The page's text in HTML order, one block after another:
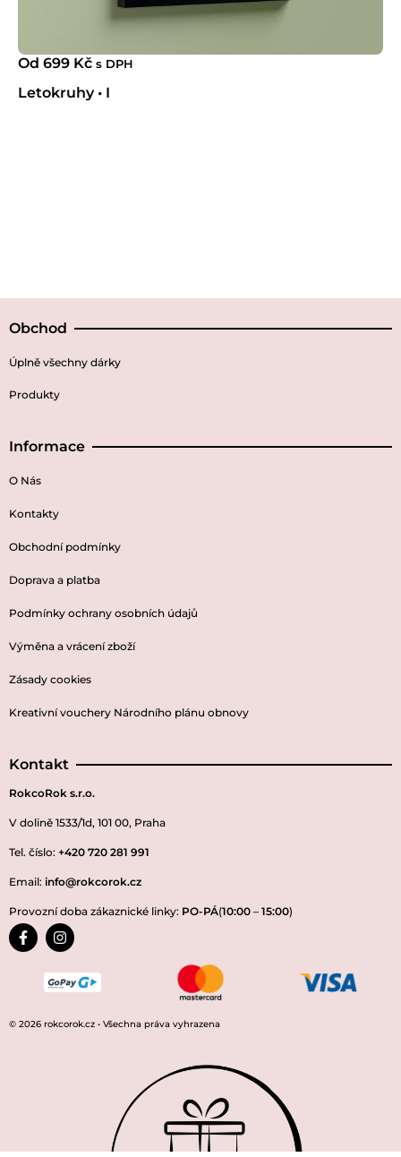
Od 699 Kč s DPH
Letokruhy • I
Obchod
Úplně všechny dárky
Produkty
Informace
O Nás
Kontakty
Obchodní podmínky
Doprava a platba
Podmínky ochrany osobních údajů
Výměna a vrácení zboží
Zásady cookies
Kreativní vouchery Národního plánu obnovy
Kontakt
RokcoRok s.r.o.
V dolině 1533/1d, 101 00, Praha
Tel. číslo: +420 720 281 991
Email: info@rokcorok.cz
Provozní doba zákaznické linky: PO-PÁ(10:00 – 15:00)
© 2026 rokcorok.cz • Všechna práva vyhrazena